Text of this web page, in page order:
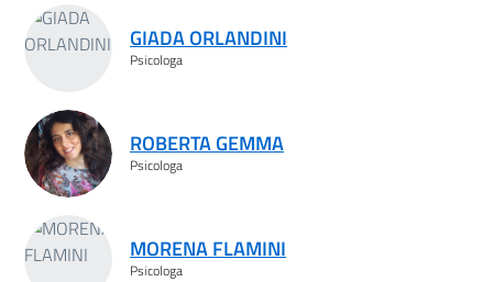
GIADA ORLANDINI
Psicologa
ROBERTA GEMMA
Psicologa
MORENA FLAMINI
Psicologa